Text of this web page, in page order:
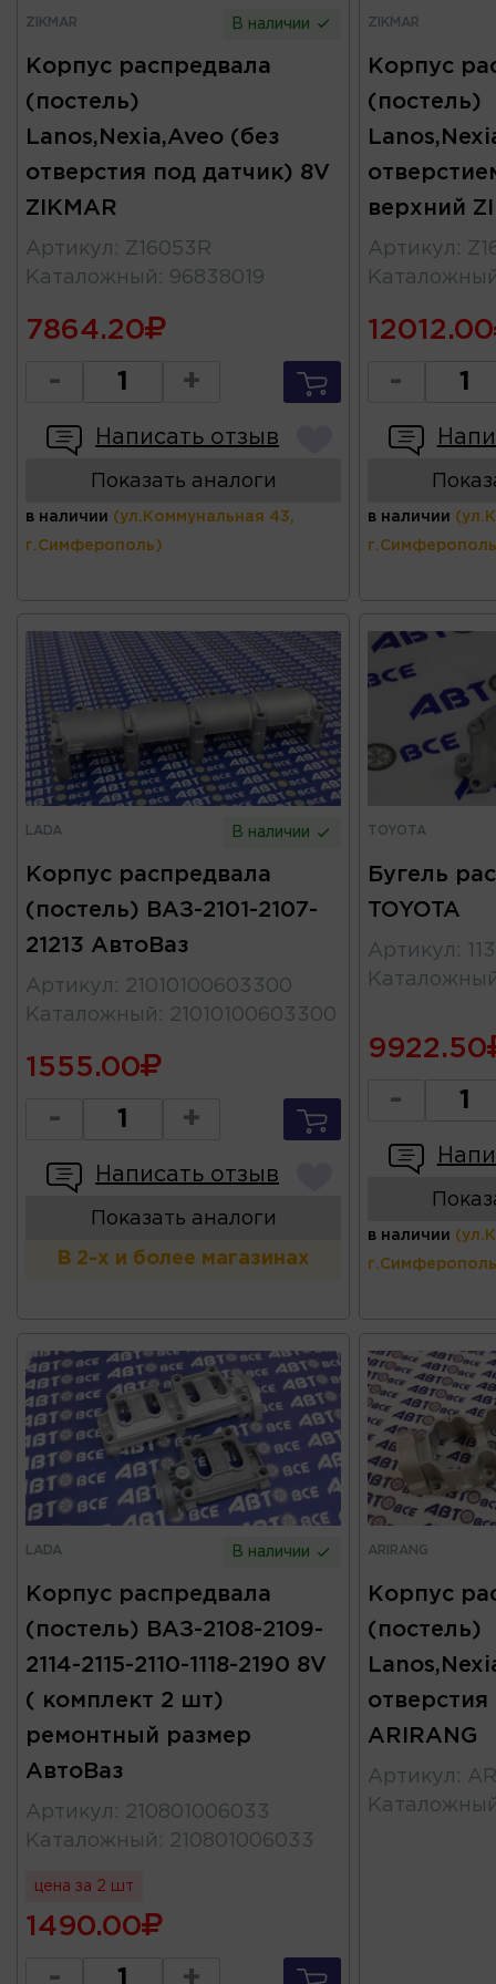
ZIKMAR В наличии
Корпус распредвала
(постель)
Lanos,Nexia,Aveo (без
отверстия под датчик) 8V
ZIKMAR
Артикул : Z16053R
Каталожный : 96838019
7864.20
- +
Написать отзыв
Показать аналоги
в наличии (ул.Коммунальная 43,
г.Симферополь)
ZIKMAR
Корпус
(постель)
верхний
Артикул :
12012.00
-
в наличии
LADA В наличии
Корпус распредвала
(постель) ВАЗ-2101-2107-
21213 АвтоВаз
Артикул : 21010100603300
Каталожный : 21010100603300
1555.00
- +
Написать отзыв
Показать аналоги
В 2-х и более магазинах
TOYOTA
Бугель
TOYOTA
Артикул :
9922.50
-
в наличии
LADA В наличии
Корпус распредвала
(постель) ВАЗ-2108-2109-
2114-2115-2110-1118-2190 8V
( комплект 2 шт)
ремонтный размер
АвтоВаз
Артикул : 210801006033
Каталожный : 210801006033
цена за 2 шт
1490.00
ARIRANG
Корпус
(постель)
ARIRANG
Артикул :